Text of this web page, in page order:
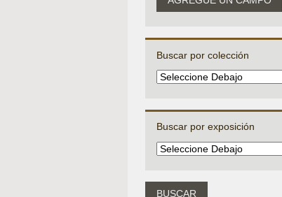
Buscar por colección
Buscar por exposición